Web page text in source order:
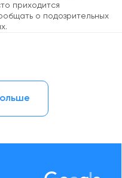
приходится
о подозрительных